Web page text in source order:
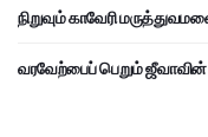
நிறுவும் காவேரி
வரவேற்பைப் பெறும் ஜீவாவின்